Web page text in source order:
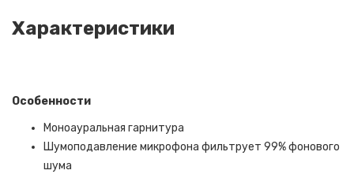
Характеристики
Особенности
Моноауральная гарнитура
Шумоподавление микрофона фильтрует 99% фонового
шума